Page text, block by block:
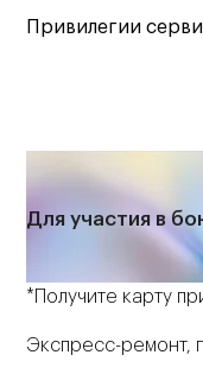
Привилегии
Для участия в
*Получите карту
Экспресс-ремонт,